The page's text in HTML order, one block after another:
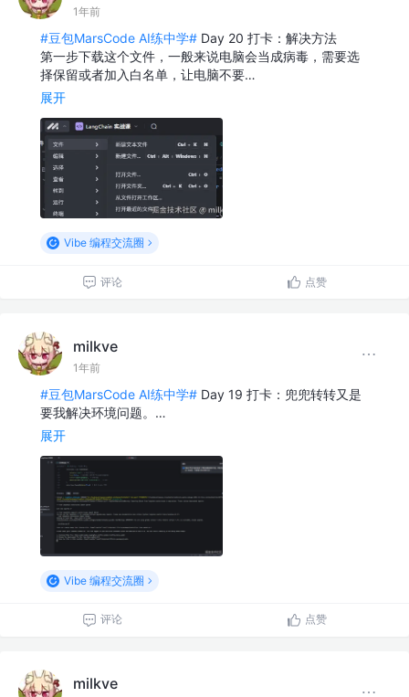
1年前
#豆包MarsCode AI练中学# Day 20 打卡：解决方法
第一步下载这个文件，一般来说电脑会当成病毒，需要选
择保留或者加入白名单，让电脑不要…
展开
Vibe 编程交流圈
评论 点赞
milkve
1年前
#豆包MarsCode AI练中学# Day 19 打卡：兜兜转转又是
要我解决环境问题。…
展开
Vibe 编程交流圈
评论 点赞
milkve